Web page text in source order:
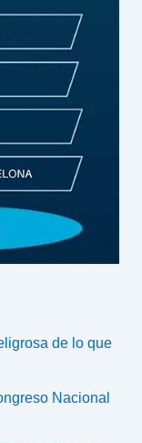
de lo que
Nacional